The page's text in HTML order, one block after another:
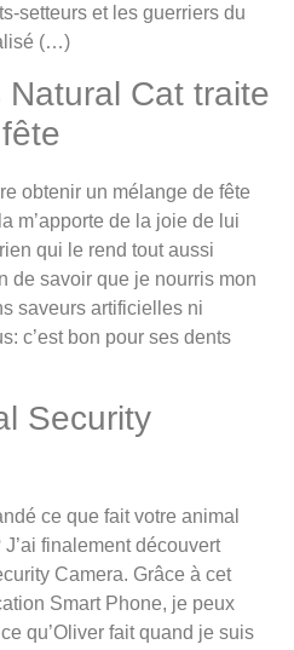
setteurs et les guerriers du
(…)
Natural Cat traite
obtenir un mélange de fête
m’apporte de la joie de lui
qui le rend tout aussi
de savoir que je nourris mon
saveurs artificielles ni
c’est bon pour ses dents
Security
ce que fait votre animal
finalement découvert
Camera. Grâce à cet
Smart Phone, je peux
qu’Oliver fait quand je suis